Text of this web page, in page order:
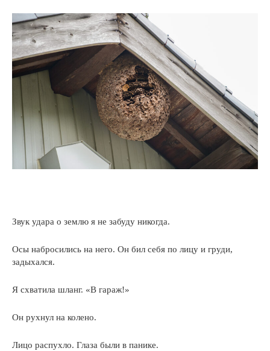
Звук удара о землю я не забуду никогда.
Осы набросились на него. Он бил себя по лицу и груди,
задыхался.
Я схватила шланг. «В гараж!»
Он рухнул на колено.
Лицо распухло. Глаза были в панике.